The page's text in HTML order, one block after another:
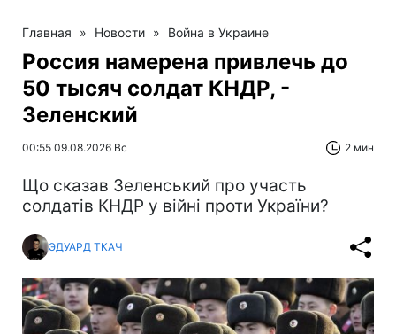
Главная » Новости » Война в Украине
Россия намерена привлечь до
50 тысяч солдат КНДР, -
Зеленский
00:55 09.08.2026 Вс 2 мин
Що сказав Зеленський про участь
солдатів КНДР у війні проти України?
ЭДУАРД ТКАЧ